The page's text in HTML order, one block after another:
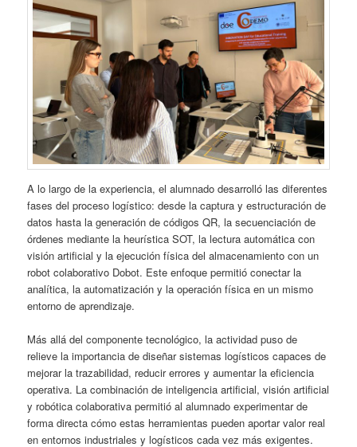
A lo largo de la experiencia, el alumnado desarrolló las diferentes
fases del proceso logístico: desde la captura y estructuración de
datos hasta la generación de códigos QR, la secuenciación de
órdenes mediante la heurística SOT, la lectura automática con
visión artificial y la ejecución física del almacenamiento con un
robot colaborativo Dobot. Este enfoque permitió conectar la
analítica, la automatización y la operación física en un mismo
entorno de aprendizaje.
Más allá del componente tecnológico, la actividad puso de
relieve la importancia de diseñar sistemas logísticos capaces de
mejorar la trazabilidad, reducir errores y aumentar la eficiencia
operativa. La combinación de inteligencia artificial, visión artificial
y robótica colaborativa permitió al alumnado experimentar de
forma directa cómo estas herramientas pueden aportar valor real
en entornos industriales y logísticos cada vez más exigentes.